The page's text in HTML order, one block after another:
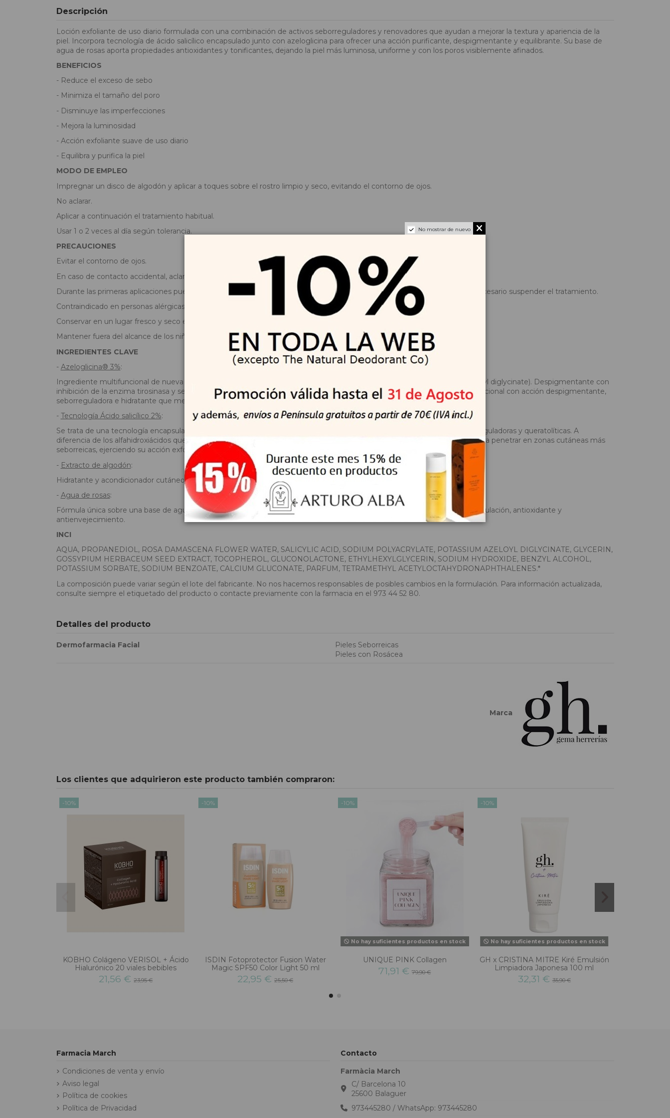
Descripción
Loción exfoliante de uso diario formulada con una combinación de activos seborreguladores y renovadores que ayudan a mejorar la textura y apariencia de la
piel. Incorpora tecnología de ácido salicílico encapsulado junto con azeloglicina para ofrecer una acción purificante, despigmentante y equilibrante. Su base de
agua de rosas aporta propiedades antioxidantes y tonificantes, dejando la piel más luminosa, uniforme y con los poros visiblemente afinados.
BENEFICIOS
- Reduce el exceso de sebo
- Minimiza el tamaño del poro
- Disminuye las imperfecciones
- Mejora la luminosidad
- Acción exfoliante suave de uso diario
- Equilibra y purifica la piel
MODO DE EMPLEO
Impregnar un disco de algodón y aplicar a toques sobre el rostro limpio y seco, evitando el contorno de ojos.
No aclarar.
Aplicar a continuación el tratamiento habitual.
Usar 1 o 2 veces al día según tolerancia.
PRECAUCIONES
Evitar el contorno de ojos.
En caso de contacto accidental, aclarar con abundante agua.
Durante las primeras aplicaciones pueden aparecer leves imperfecciones transitorias debido a la acción exfoliante. No es necesario suspender el tratamiento.
Contraindicado en personas alérgicas al ácido acetilsalicílico.
Conservar en un lugar fresco y seco entre 10 y 30ºC.
Mantener fuera del alcance de los niños.
INGREDIENTES CLAVE
- Azeloglicina® 3%:
Ingrediente multifuncional de nueva generación obtenido por condensación del ácido azelaico y la glicina (potassium azeloyl diglycinate). Despigmentante con
inhibición de la enzima tirosinasa y seborregulador. Mejora la hidratación, elasticidad y luminosidad cutánea.ediente multifuncional con acción despigmentante,
seborreguladora e hidratante que mejora la elasticidad y luminosidad
- Tecnología Ácido salicílico 2%:
Se trata de una tecnología encapsulada de ácido salicílico que ofrece buena tolerancia cutánea. Posee propiedades seborreguladoras y queratolíticas. A
diferencia de los alfahidroxiácidos que son hidrosolubles, el ácido salicílico es lipofílico, es decir, tiene una mejor capacidad para penetrar en zonas cutáneas más
seborreicas, ejerciendo su acción exfoliante. Equilibra la piel y mantiene limpios los poros.
- Extracto de algodón:
Hidratante y acondicionador cutáneo. Mejora las propiedades biomecánicas de la piel al incrementar la elasticidad cutánea.
- Agua de rosas:
Fórmula única sobre una base de agua de rosas. Hidrolato preciado en cosmética natural. Venotónico, estimulante de la circulación, antioxidante y
antienvejecimiento.
INCI
AQUA, PROPANEDIOL, ROSA DAMASCENA FLOWER WATER, SALICYLIC ACID, SODIUM POLYACRYLATE, POTASSIUM AZELOYL DIGLYCINATE, GLYCERIN,
GOSSYPIUM HERBACEUM SEED EXTRACT, TOCOPHEROL, GLUCONOLACTONE, ETHYLHEXYLGLYCERIN, SODIUM HYDROXIDE, BENZYL ALCOHOL,
POTASSIUM SORBATE, SODIUM BENZOATE, CALCIUM GLUCONATE, PARFUM, TETRAMETHYL ACETYLOCTAHYDRONAPHTHALENES.*
La composición puede variar según el lote del fabricante. No nos hacemos responsables de posibles cambios en la formulación. Para información actualizada,
consulte siempre el etiquetado del producto o contacte previamente con la farmacia en el 973 44 52 80.
Detalles del producto
Dermofarmacia Facial
Pieles Seborreicas
Pieles con Rosácea
Marca
Los clientes que adquirieron este producto también compraron:
-10%
KOBHO Colágeno VERISOL + Ácido
Hialurónico 20 viales bebibles
21,56 €23,95 €
-10%
ISDIN Fotoprotector Fusion Water
Magic SPF50 Color Light 50 ml
22,95 €25,50 €
-10%
No hay suficientes productos en stock
UNIQUE PINK Collagen
71,91 €79,90 €
-10%
No hay suficientes productos en stock
GH x CRISTINA MITRE Kiré Emulsión
Limpiadora Japonesa 100 ml
32,31 €35,90 €
Farmacia March
Condiciones de venta y envío
Aviso legal
Política de cookies
Política de Privacidad
Contacto
Farmàcia March
C/ Barcelona 10
25600 Balaguer
973445280 / WhatsApp: 973445280
No mostrar de nuevo